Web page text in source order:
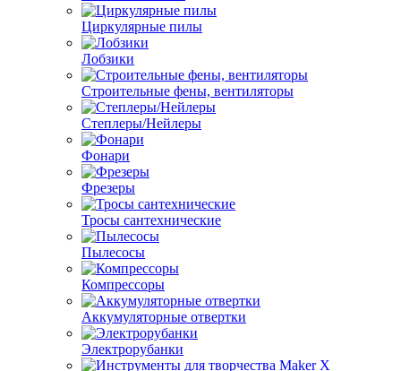
Циркулярные пилы
Лобзики
Строительные фены, вентиляторы
Степлеры/Нейлеры
Фонари
Фрезеры
Тросы сантехнические
Пылесосы
Компрессоры
Аккумуляторные отвертки
Электрорубанки